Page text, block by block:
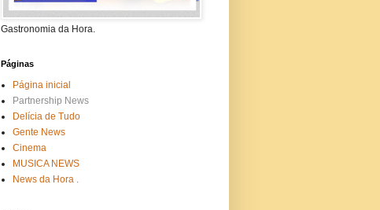
Gastronomia da Hora.
Páginas
Página inicial
Partnership News
Delícia de Tudo
Gente News
Cinema
MUSICA NEWS
News da Hora .